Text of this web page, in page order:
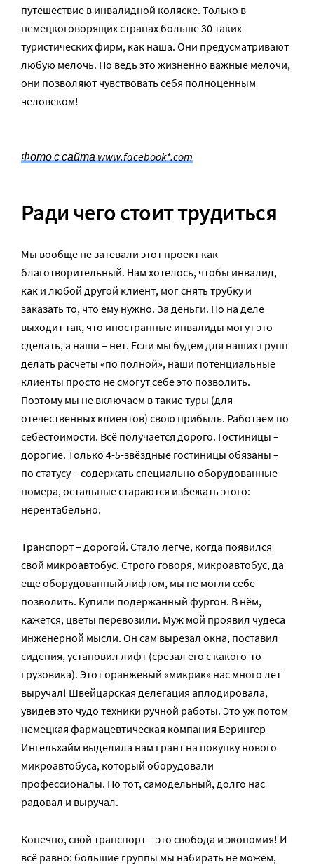
путешествие в инвалидной коляске. Только в
немецкоговорящих странах больше 30 таких
туристических фирм, как наша. Они предусматривают
любую мелочь. Но ведь это жизненно важные мелочи,
они позволяют чувствовать себя полноценным
человеком!
Фото с сайта www.facebook*.com
Ради чего стоит трудиться
Мы вообще не затевали этот проект как
благотворительный. Нам хотелось, чтобы инвалид,
как и любой другой клиент, мог снять трубку и
заказать то, что ему нужно. За деньги. Но на деле
выходит так, что иностранные инвалиды могут это
сделать, а наши – нет. Если мы будем для наших групп
делать расчеты «по полной», наши потенциальные
клиенты просто не смогут себе это позволить.
Поэтому мы не включаем в такие туры (для
отечественных клиентов) свою прибыль. Работаем по
себестоимости. Всё получается дорого. Гостиницы –
дорогие. Только 4-5-звёздные гостиницы обязаны –
по статусу – содержать специально оборудованные
номера, остальные стараются избежать этого:
нерентабельно.
Транспорт – дорогой. Стало легче, когда появился
свой микроавтобус. Строго говоря, микроавтобус, да
еще оборудованный лифтом, мы не могли себе
позволить. Купили подержанный фургон. В нём,
кажется, цветы перевозили. Муж мой проявил чудеса
инженерной мысли. Он сам вырезал окна, поставил
сидения, установил лифт (срезал его с какого-то
грузовика). Этот оранжевый «микрик» нас много лет
выручал! Швейцарская делегация аплодировала,
увидев это чудо техники ручной работы. Это уж потом
немецкая фармацевтическая компания Берингер
Ингельхайм выделила нам грант на покупку нового
микроавтобуса, который оборудовали
профессионалы. Но тот, самодельный, долго нас
радовал и выручал.
Конечно, свой транспорт – это свобода и экономия! И
всё равно: большие группы мы набирать не можем,